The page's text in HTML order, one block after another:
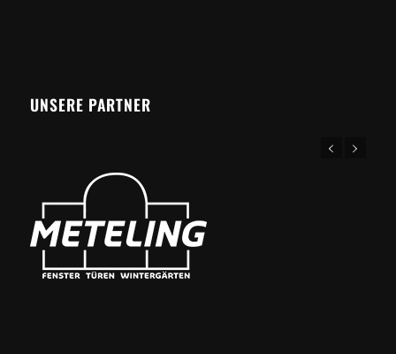
UNSERE PARTNER